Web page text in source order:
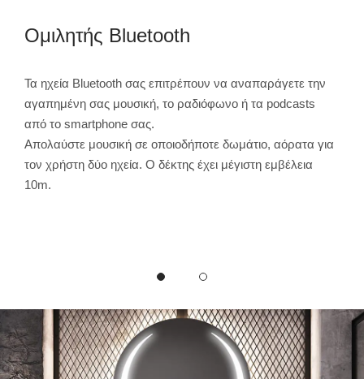
Ομιλητής Bluetooth
Τα ηχεία Bluetooth σας επιτρέπουν να αναπαράγετε την
αγαπημένη σας μουσική, το ραδιόφωνο ή τα podcasts
από το smartphone σας.
Απολαύστε μουσική σε οποιοδήποτε δωμάτιο, αόρατα για
τον χρήστη δύο ηχεία. Ο δέκτης έχει μέγιστη εμβέλεια
10m.